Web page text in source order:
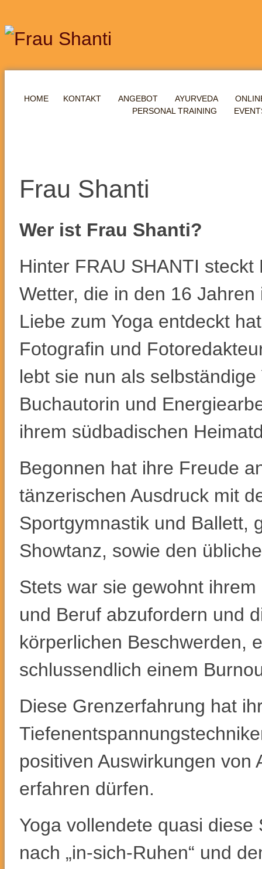
HOME KONTAKT ANGEBOT AYURVEDA
PERSONAL TRAINING
Frau Shanti
Wer ist Frau Shanti?
Hinter FRAU SHANTI steckt
Wetter, die in den 16
Liebe zum Yoga entdeckt
Fotografin und
lebt sie nun als selbständige
Buchautorin und
ihrem südbadischen
Begonnen hat ihre Freude
tänzerischen Ausdruck mit
Sportgymnastik und Ballett,
Showtanz, sowie den
Stets war sie gewohnt
und Beruf abzufordern und
körperlichen Beschwerden,
schlussendlich einem
Diese Grenzerfahrung hat
positiven Auswirkungen von
erfahren dürfen.
Yoga vollendete quasi
nach „in-sich-Ruhen“ und